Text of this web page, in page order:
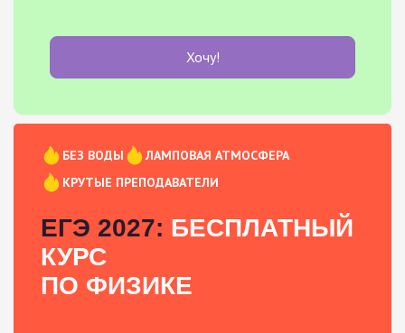
Хочу!
БЕЗ ВОДЫ
ЛАМПОВАЯ АТМОСФЕРА
КРУТЫЕ ПРЕПОДАВАТЕЛИ
ЕГЭ 2027: БЕСПЛАТНЫЙ
КУРС
ПО ФИЗИКЕ